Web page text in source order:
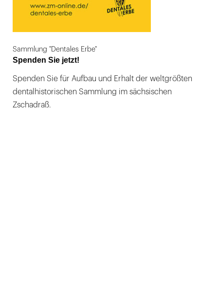
Sammlung "Dentales Erbe"
Spenden Sie jetzt!
Spenden Sie für Aufbau und Erhalt der weltgrößten
dentalhistorischen Sammlung im sächsischen
Zschadraß.